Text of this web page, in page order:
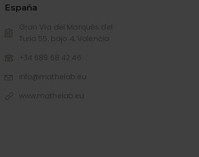
España
Gran Vía del Marqués del
Turia 55, bajo 4, Valencia
+34 689 68 42 46
info@mathelab.eu
www.mathelab.eu